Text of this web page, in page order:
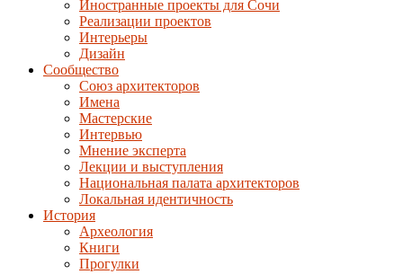
Иностранные проекты для Сочи
Реализации проектов
Интерьеры
Дизайн
Сообщество
Союз архитекторов
Имена
Мастерские
Интервью
Мнение эксперта
Лекции и выступления
Национальная палата архитекторов
Локальная идентичность
История
Археология
Книги
Прогулки